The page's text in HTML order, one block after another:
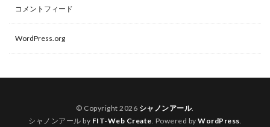
コメントフィード
WordPress.org
© Copyright 2026 シャノンアール.
シャノンアール by FIT-Web Create. Powered by WordPress.